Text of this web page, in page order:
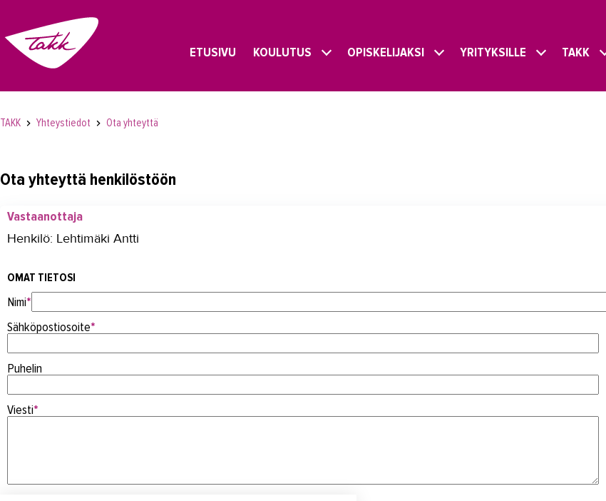
ETUSIVU KOULUTUS OPISKELIJAKSI YRITYKSILLE TAKK
TAKK Yhteystiedot Ota yhteyttä
Ota yhteyttä henkilöstöön
Vastaanottaja
Henkilö: Lehtimäki Antti
OMAT TIETOSI
Nimi*
Sähköpostiosoite*
Puhelin
Viesti*